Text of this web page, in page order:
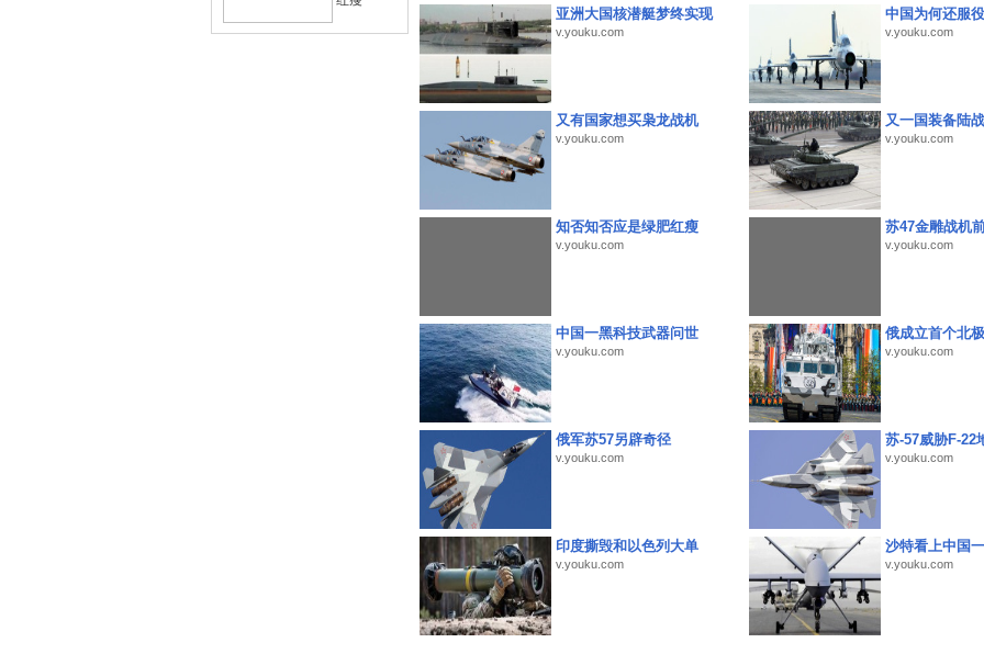
亚洲大国核潜艇梦终实现
v.youku.com
中国为何还服
v.youku.com
又有国家想买枭龙战机
v.youku.com
又一国装备陆
v.youku.com
知否知否应是绿肥红瘦
v.youku.com
苏47金雕战机
v.youku.com
中国一黑科技武器问世
v.youku.com
俄成立首个北
v.youku.com
俄军苏57另辟奇径
v.youku.com
苏-57威胁F-22
v.youku.com
印度撕毁和以色列大单
v.youku.com
沙特看上中国
v.youku.com